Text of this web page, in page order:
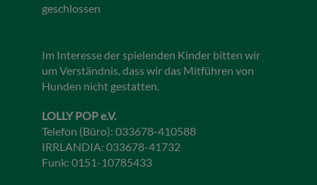
geschlossen
Im Interesse der spielenden Kinder bitten wir
um Verständnis, dass wir das Mitführen von
Hunden nicht gestatten.
LOLLY POP e.V.
Telefon (Büro): 033678-410588
IRRLANDIA: 033678-41732
Funk: 0151-10785433